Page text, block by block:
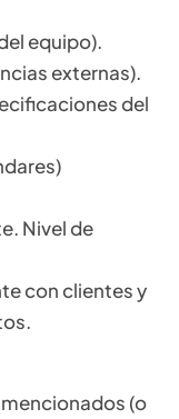
equipo).
externas).
del
Nivel de
con clientes y
(o